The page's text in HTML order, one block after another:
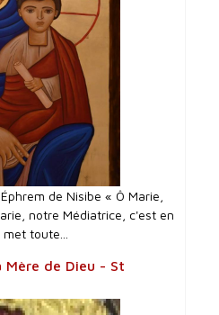
de Nisibe « Ô Marie,
notre Médiatrice, c'est en
toute...
Mère de Dieu - St